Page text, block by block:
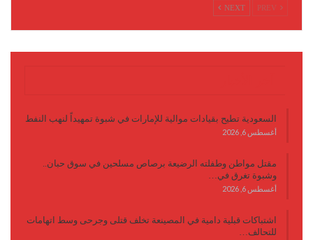
NEXT
السعودية تطيح بقيادات موالية للإمارات في شبوة تمهيداً لنهب النفط
أغسطس 6, 2026
مقتل مواطن وطفلته الرضيعة برصاص مسلحين في سوق حبان..
وشبوة تغرق في…
أغسطس 6, 2026
اشتباكات قبلية دامية في المصينعة تخلف قتلى وجرحى وسط اتهامات
للتحالف…